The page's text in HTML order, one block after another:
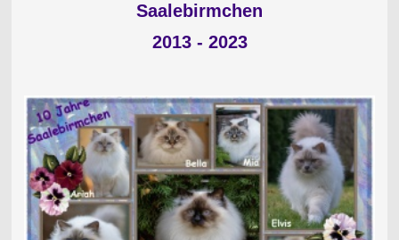
Saalebirmchen
2013 - 2023